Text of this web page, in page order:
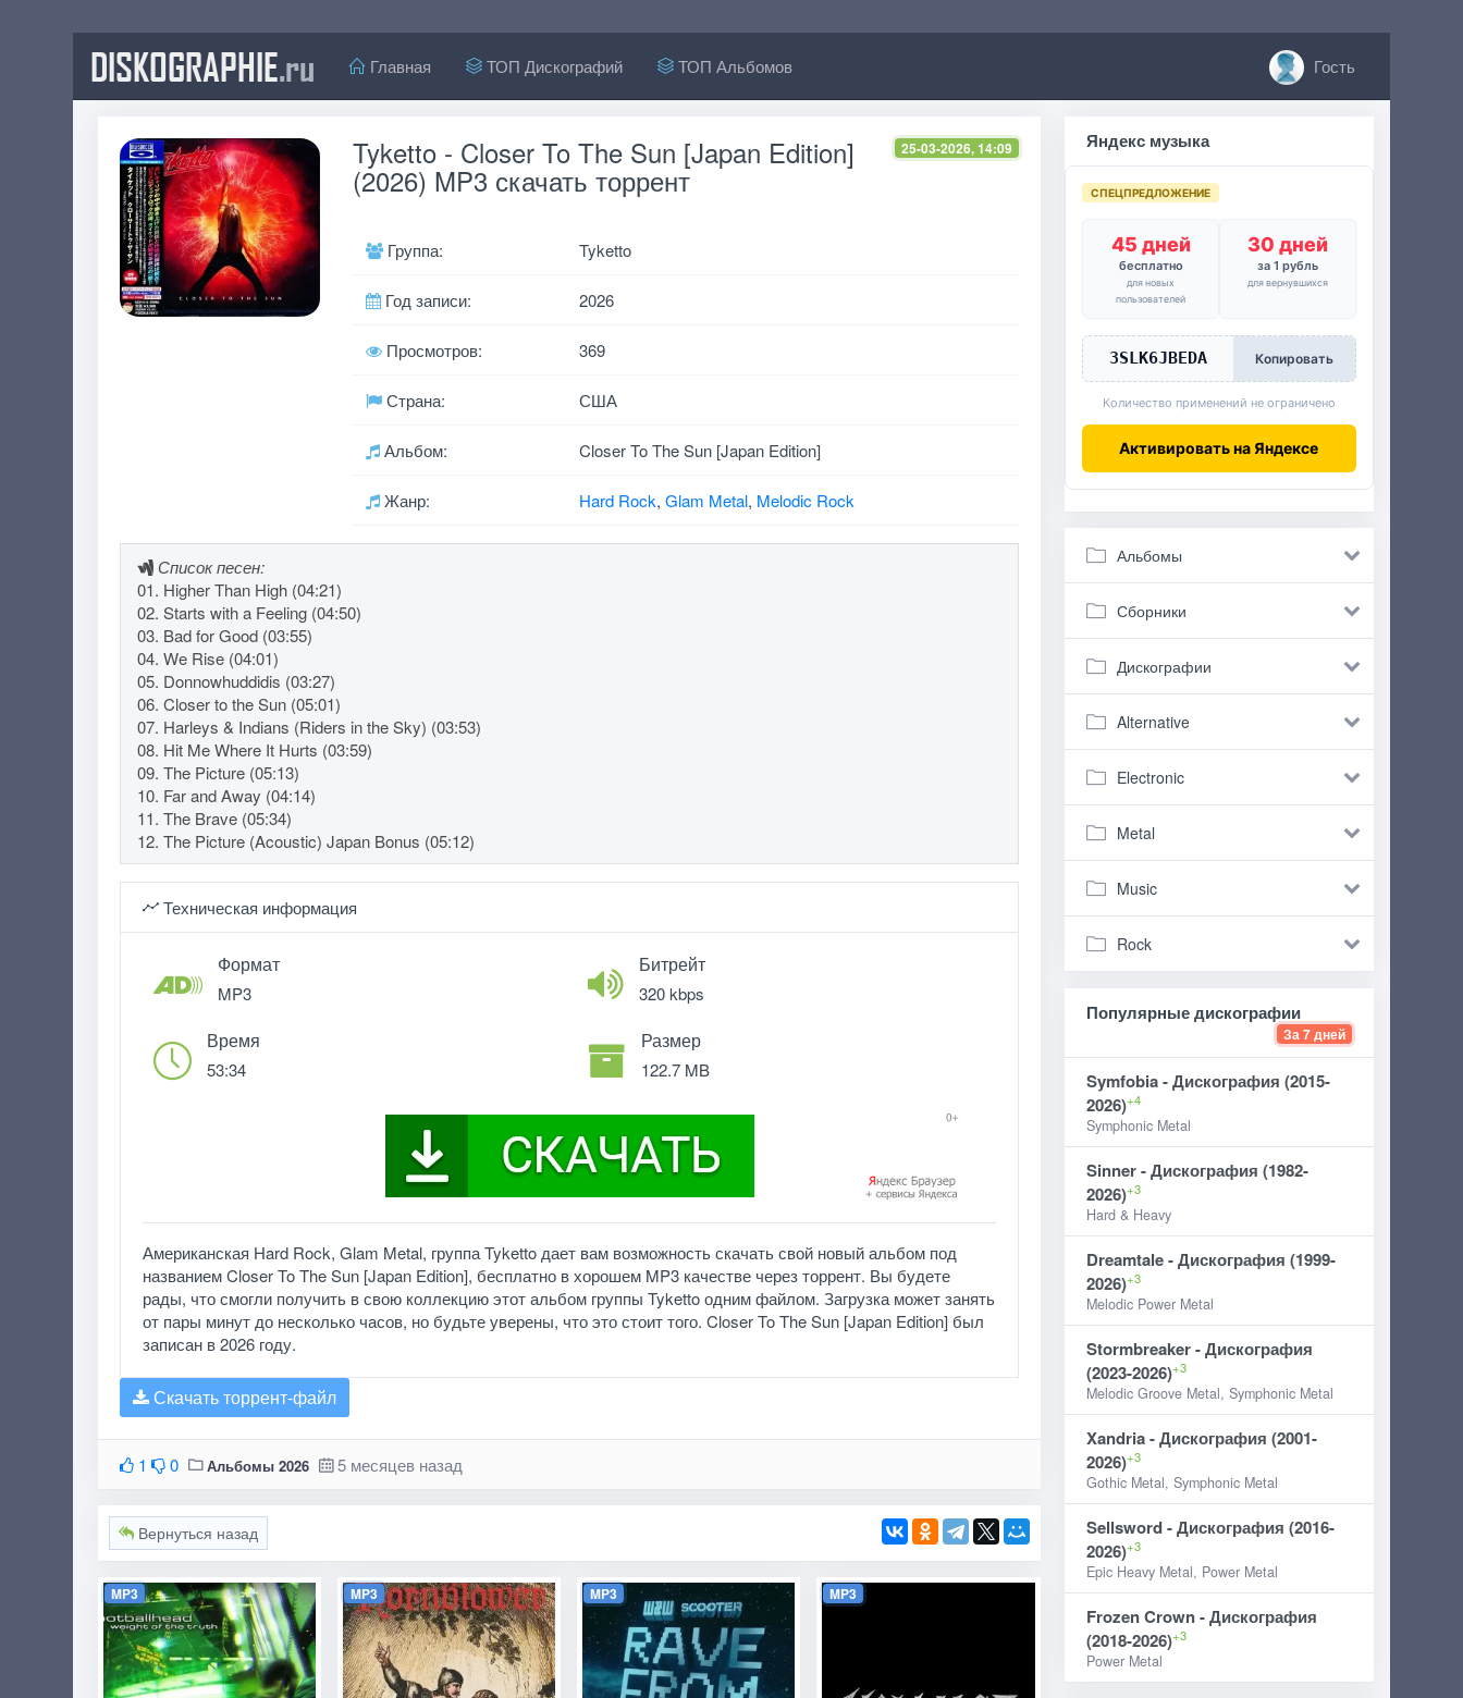
DISKOGRAPHIE.ru Главная ТОП Дискографий ТОП Альбомов Гость
25-03-2026, 14:09
Tyketto - Closer To The Sun [Japan Edition]
(2026) MP3 скачать торрент
Группа: Tyketto
Год записи: 2026
Просмотров: 369
Страна: США
Альбом: Closer To The Sun [Japan Edition]
Жанр: Hard Rock, Glam Metal, Melodic Rock
Список песен:
01. Higher Than High (04:21)
02. Starts with a Feeling (04:50)
03. Bad for Good (03:55)
04. We Rise (04:01)
05. Donnowhuddidis (03:27)
06. Closer to the Sun (05:01)
07. Harleys & Indians (Riders in the Sky) (03:53)
08. Hit Me Where It Hurts (03:59)
09. The Picture (05:13)
10. Far and Away (04:14)
11. The Brave (05:34)
12. The Picture (Acoustic) Japan Bonus (05:12)
Техническая информация
Формат
MP3
Битрейт
320 kbps
Время
53:34
Размер
122.7 MB
Американская Hard Rock, Glam Metal, группа Tyketto дает вам возможность скачать свой новый альбом под
названием Closer To The Sun [Japan Edition], бесплатно в хорошем MP3 качестве через торрент. Вы будете
рады, что смогли получить в свою коллекцию этот альбом группы Tyketto одним файлом. Загрузка может занять
от пары минут до несколько часов, но будьте уверены, что это стоит того. Closer To The Sun [Japan Edition] был
записан в 2026 году.
Скачать торрент-файл
1 0 Альбомы 2026 5 месяцев назад
Вернуться назад
MP3 MP3 MP3 MP3
Яндекс музыка
СПЕЦПРЕДЛОЖЕНИЕ
45 дней
бесплатно
для новых
пользователей
30 дней
за 1 рубль
для вернувшихся
3SLK6JBEDA Копировать
Количество применений не ограничено
Активировать на Яндексе
Альбомы
Сборники
Дискографии
Alternative
Electronic
Metal
Music
Rock
Популярные дискографии
За 7 дней
Symfobia - Дискография (2015-
2026)+4
Symphonic Metal
Sinner - Дискография (1982-
2026)+3
Hard & Heavy
Dreamtale - Дискография (1999-
2026)+3
Melodic Power Metal
Stormbreaker - Дискография
(2023-2026)+3
Melodic Groove Metal, Symphonic Metal
Xandria - Дискография (2001-
2026)+3
Gothic Metal, Symphonic Metal
Sellsword - Дискография (2016-
2026)+3
Epic Heavy Metal, Power Metal
Frozen Crown - Дискография
(2018-2026)+3
Power Metal